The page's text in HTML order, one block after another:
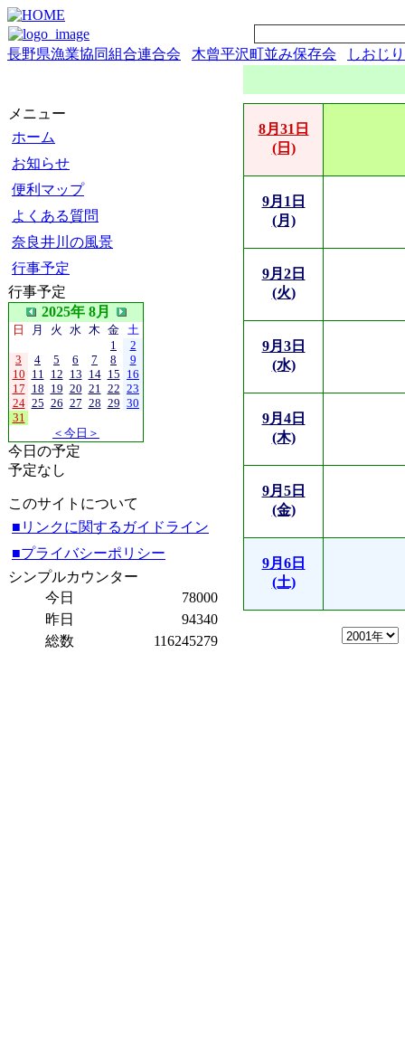
長野県漁業協同組合連合会 木曾平沢町並み保存会 しおじ
メニュー
ホーム
お知らせ
便利マップ
よくある質問
奈良井川の風景
行事予定
行事予定
2025年 8月
日 月 火 水 木 金 土
1
2
3
4 5 6 7 8
9
10 11 12 13 14 15 16
17 18 19 20 21 22 23
24 25 26 27 28 29 30
31
＜今日＞
今日の予定
予定なし
このサイトについて
■リンクに関するガイドライン
■プライバシーポリシー
シンプルカウンター
今日
78000
昨日
94340
総数
116245279
8月31日
(日)
9月1日
(月)
9月2日
(火)
9月3日
(水)
9月4日
(木)
9月5日
(金)
9月6日
(土)